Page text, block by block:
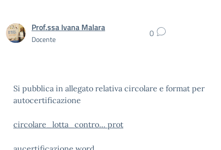
Prof.ssa Ivana Malara
Docente 0
Si pubblica in allegato relativa circolare e format per
autocertificazione
circolare_lotta_contro… prot